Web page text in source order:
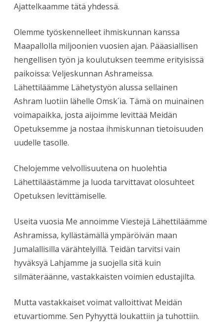
Ajattelkaamme tätä yhdessä.
Olemme työskennelleet ihmiskunnan kanssa
Maapallolla miljoonien vuosien ajan. Pääasiallisen
hengellisen työn ja koulutuksen teemme erityisissä
paikoissa: Veljeskunnan Ashrameissa.
Lähettiläämme Lähetystyön alussa sellainen
Ashram luotiin lähelle Omsk´ia. Tämä on muinainen
voimapaikka, josta aijoimme levittää Meidän
Opetuksemme ja nostaa ihmiskunnan tietoisuuden
uudelle tasolle.
Chelojemme velvollisuutena on huolehtia
Lähettiläästämme ja luoda tarvittavat olosuhteet
Opetuksen levittämiselle.
Useita vuosia Me annoimme Viestejä Lähettiläämme
Ashramissa, kyllästämällä ympäröivän maan
Jumalallisilla värähtelyillä. Teidän tarvitsi vain
hyväksyä Lahjamme ja suojella sitä kuin
silmäteräänne, vastakkaisten voimien edustajilta.
Mutta vastakkaiset voimat valloittivat Meidän
etuvartiomme. Sen Pyhyyttä loukattiin ja tuhottiin.